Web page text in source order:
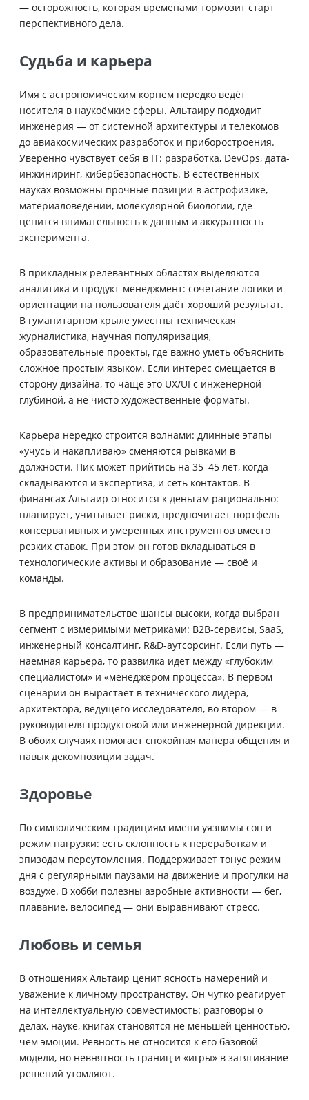
— осторожность, которая временами тормозит старт
перспективного дела.
Судьба и карьера
Имя с астрономическим корнем нередко ведёт
носителя в наукоёмкие сферы. Альтаиру подходит
инженерия — от системной архитектуры и телекомов
до авиакосмических разработок и приборостроения.
Уверенно чувствует себя в IT: разработка, DevOps, дата-
инжиниринг, кибербезопасность. В естественных
науках возможны прочные позиции в астрофизике,
материаловедении, молекулярной биологии, где
ценится внимательность к данным и аккуратность
эксперимента.
В прикладных релевантных областях выделяются
аналитика и продукт-менеджмент: сочетание логики и
ориентации на пользователя даёт хороший результат.
В гуманитарном крыле уместны техническая
журналистика, научная популяризация,
образовательные проекты, где важно уметь объяснить
сложное простым языком. Если интерес смещается в
сторону дизайна, то чаще это UX/UI с инженерной
глубиной, а не чисто художественные форматы.
Карьера нередко строится волнами: длинные этапы
«учусь и накапливаю» сменяются рывками в
должности. Пик может прийтись на 35–45 лет, когда
складываются и экспертиза, и сеть контактов. В
финансах Альтаир относится к деньгам рационально:
планирует, учитывает риски, предпочитает портфель
консервативных и умеренных инструментов вместо
резких ставок. При этом он готов вкладываться в
технологические активы и образование — своё и
команды.
В предпринимательстве шансы высоки, когда выбран
сегмент с измеримыми метриками: B2B‑сервисы, SaaS,
инженерный консалтинг, R&D-аутсорсинг. Если путь —
наёмная карьера, то развилка идёт между «глубоким
специалистом» и «менеджером процесса». В первом
сценарии он вырастает в технического лидера,
архитектора, ведущего исследователя, во втором — в
руководителя продуктовой или инженерной дирекции.
В обоих случаях помогает спокойная манера общения и
навык декомпозиции задач.
Здоровье
По символическим традициям имени уязвимы сон и
режим нагрузки: есть склонность к переработкам и
эпизодам переутомления. Поддерживает тонус режим
дня с регулярными паузами на движение и прогулки на
воздухе. В хобби полезны аэробные активности — бег,
плавание, велосипед — они выравнивают стресс.
Любовь и семья
В отношениях Альтаир ценит ясность намерений и
уважение к личному пространству. Он чутко реагирует
на интеллектуальную совместимость: разговоры о
делах, науке, книгах становятся не меньшей ценностью,
чем эмоции. Ревность не относится к его базовой
модели, но невнятность границ и «игры» в затягивание
решений утомляют.